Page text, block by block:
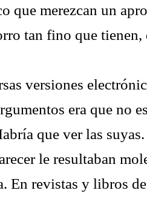
que merezcan un
tan fino que
versiones
era que no
que ver las
le resultaban
En revistas y libros